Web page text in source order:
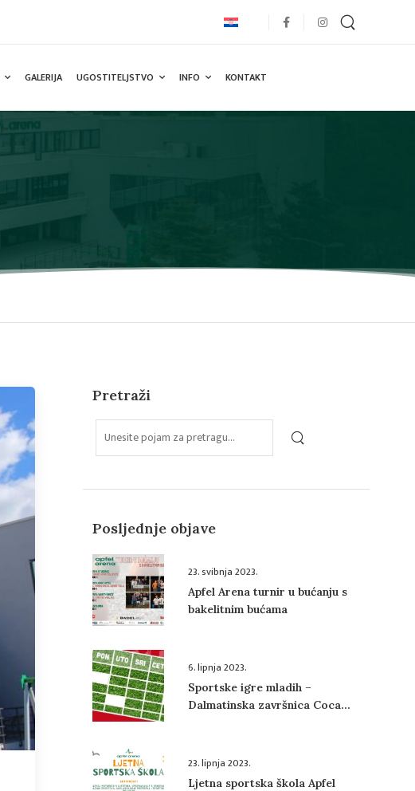
GALERIJA UGOSTITELJSTVO INFO KONTAKT
Pretraži
Posljednje objave
23. svibnja 2023.
Apfel Arena turnir u bućanju s
bakelitnim bućama
6. lipnja 2023.
Sportske igre mladih –
Dalmatinska završnica Coca
23. lipnja 2023.
Ljetna sportska škola Apfel